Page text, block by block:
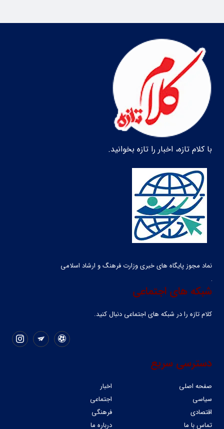
با کلام تازه، اخبار را تازه بخوانید.
نماد مجوز پایگاه های خبری وزارت فرهنگ و ارشاد اسلامی
شبکه های اجتماعی
کلام تازه را در شبکه ‌های اجتماعی دنبال کنید.
دسترسی سریع
صفحه اصلی
اخبار
سیاسی
اجتماعی
اقتصادی
فرهنگی
تماس با ما
درباره ما